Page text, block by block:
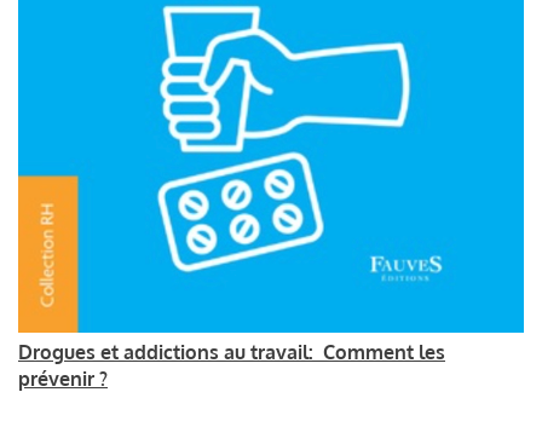
Drogues et addictions au travail: Comment les
prévenir ?